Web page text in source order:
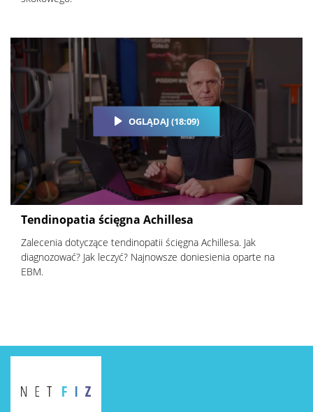
OGLĄDAJ (18:09)
Tendinopatia ścięgna Achillesa
Zalecenia dotyczące tendinopatii ścięgna Achillesa. Jak
diagnozować? Jak leczyć? Najnowsze doniesienia oparte na
EBM.